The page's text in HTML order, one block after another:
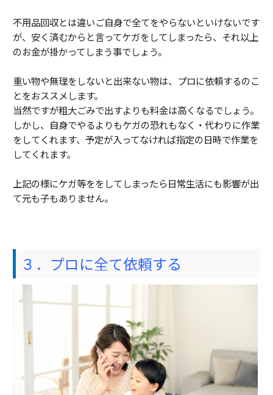
不用品回収とは違いご自身で全てをやらないといけないです
が、安く済むからと言ってケガをしてしまったら、それ以上
のお金が掛かってしまう事でしょう。
重い物や無理をしないと出来ない物は、プロに依頼するのこ
とをおススメします。
当然ですが粗大ごみで出すよりも料金は高くなるでしょう。
しかし、自身でやるよりもケガの恐れもなく・代わりに作業
をしてくれます、予定が入ってなければ指定の日時で作業を
してくれます。
上記の様にケガ等ををしてしまったら日常生活にも影響が出
て元も子もありません。
３．プロに全て依頼する